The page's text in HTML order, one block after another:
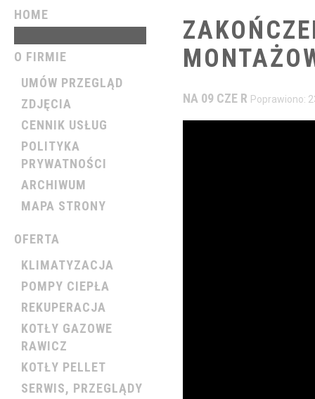
HOME
O FIRMIE
UMÓW PRZEGLĄD
ZDJĘCIA
CENNIK USŁUG
POLITYKA
PRYWATNOŚCI
ARCHIWUM
MAPA STRONY
OFERTA
KLIMATYZACJA
POMPY CIEPŁA
REKUPERACJA
KOTŁY GAZOWE
RAWICZ
KOTŁY PELLET
SERWIS, PRZEGLĄDY
NA 09 CZE R Poprawiono: